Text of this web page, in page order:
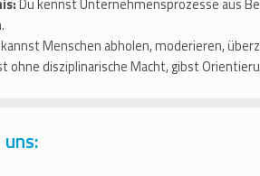
Du kennst Unternehmensprozesse aus
Menschen abholen, moderieren,
ohne disziplinarische Macht, gibst